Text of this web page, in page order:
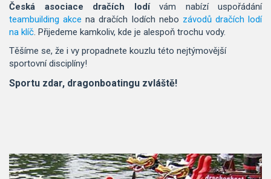
Česká asociace dračích lodívám nabízí uspořádání
teambuilding akce na dračích lodích nebo závodů dračích lodí
na klíč. Přijedeme kamkoliv, kde je alespoň trochu vody.
Těšíme se, že i vy propadnete kouzlu této nejtýmovější
sportovní disciplíny!
Sportu zdar, dragonboatingu zvláště!